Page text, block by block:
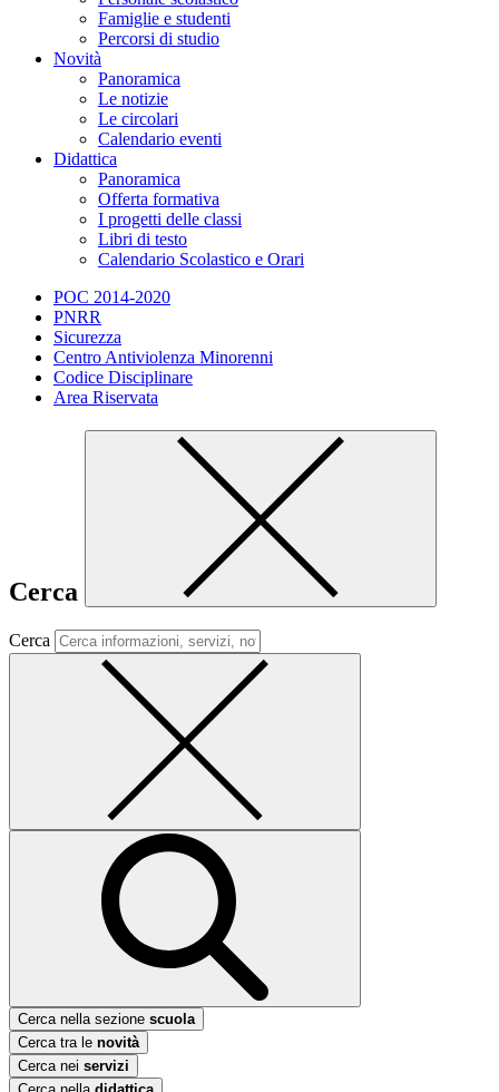
Famiglie e studenti
Percorsi di studio
Novità
Panoramica
Le notizie
Le circolari
Calendario eventi
Didattica
Panoramica
Offerta formativa
I progetti delle classi
Libri di testo
Calendario Scolastico e Orari
POC 2014-2020
PNRR
Sicurezza
Centro Antiviolenza Minorenni
Codice Disciplinare
Area Riservata
Cerca
Cerca
Cerca nella sezione scuola
Cerca tra le novità
Cerca nei servizi